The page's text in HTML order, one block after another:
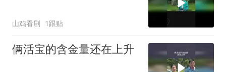
山鸡看剧 1跟贴
俩活宝的含金量还在上升